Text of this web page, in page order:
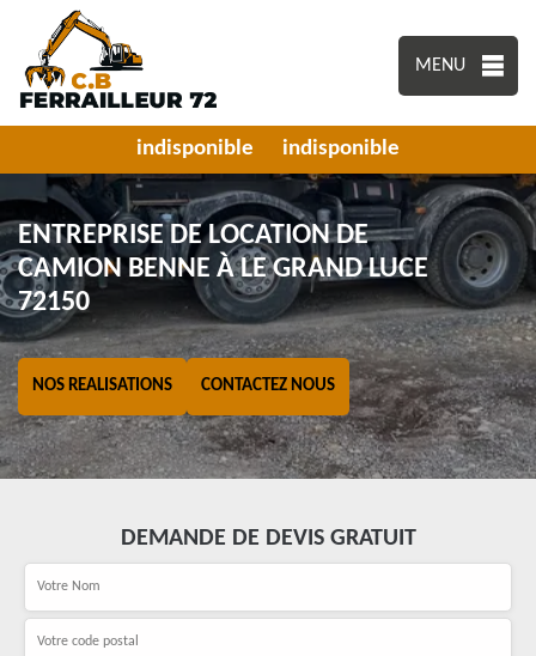
MENU
indisponible indisponible
ENTREPRISE DE LOCATION DE
CAMION BENNE À LE GRAND LUCE
72150
NOS REALISATIONS CONTACTEZ NOUS
DEMANDE DE DEVIS GRATUIT